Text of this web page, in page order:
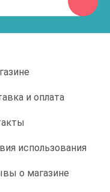
и оплата
использования
о магазине